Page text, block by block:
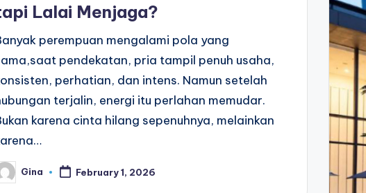
Lalai Menjaga?
perempuan mengalami pola yang
pendekatan, pria tampil penuh usaha,
perhatian, dan intens. Namun setelah
terjalin, energi itu perlahan memudar.
karena cinta hilang sepenuhnya, melainkan
Gina February 1, 2026